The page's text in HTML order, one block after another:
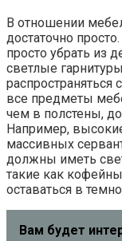
В отношении
достаточно
просто убрать из
светлые
распространяться
все предметы
чем в полстены,
Например,
массивных
должны иметь
такие как
оставаться в
Вам будет